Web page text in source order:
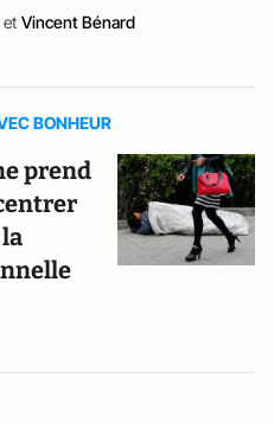
et Vincent Bénard
BONHEUR
prend